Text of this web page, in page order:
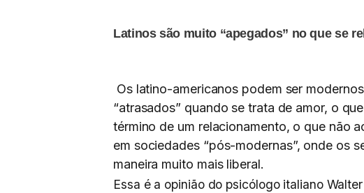
Latinos são muito “apegados” no que se
Os latino-americanos podem ser
“atrasados” quando se trata de amor, o
término de um relacionamento, o que não
em sociedades “pós-modernas”, onde os
maneira muito mais liberal.
Essa é a opinião do psicólogo italiano